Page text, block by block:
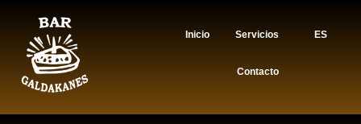
Inicio Servicios
Contacto
ES